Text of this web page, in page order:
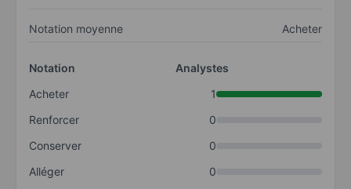
Notation moyenne Acheter
Notation
Analystes
Acheter
1
Renforcer
0
Conserver
0
Alléger
0